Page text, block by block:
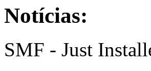
Notícias:
SMF - Just